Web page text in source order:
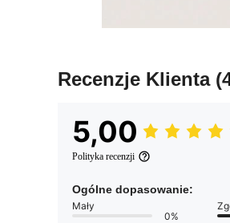
Recenzje Klienta
5,00
Polityka recenzji
Ogólne dopasowanie:
Mały
0%